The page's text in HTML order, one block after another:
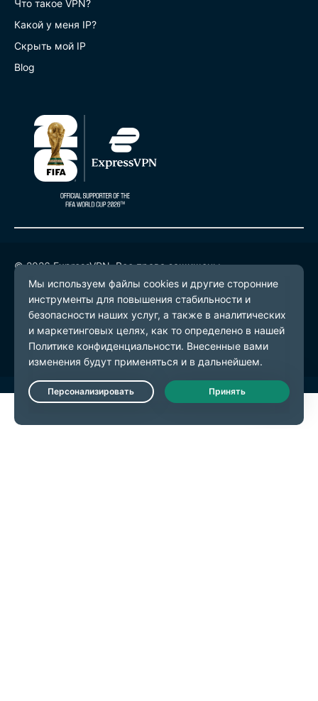
Что такое VPN?
Какой у меня IP?
Скрыть мой IP
Blog
© 2026 ExpressVPN. Все права защищены.
Политика конфиденциальности
Условия предоставления услуг
Настройки файлов cookie
Live Chat